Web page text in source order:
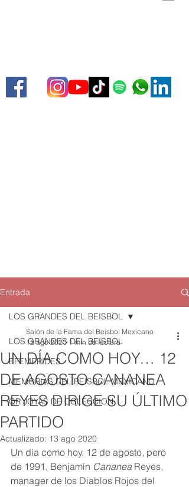
Entrada
LOS GRANDES DEL BEISBOL
EFEMERIDES
MEMORIAS DEL BEISBOL MEXICANO
QR JOYAS DE COLECCION
LOS GRANDES DEL BEISBOL
UN DÍA COMO HOY… 12
DE AGOSTO CANANEA
REYES DIRIGE SU ÚLTIMO
PARTIDO
Salón de la Fama del Beisbol Mexicano
12 ago 2020 1 min de lectura
Actualizado: 13 ago 2020
Un día como hoy, 12 de agosto, pero
de 1991, Benjamín Cananea Reyes,
manager de los Diablos Rojos del